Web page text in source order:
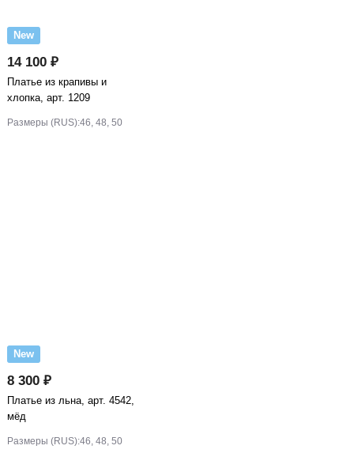
New
14 100 ₽
Платье из крапивы и
хлопка, арт. 1209
Размеры (RUS):46, 48, 50
New
8 300 ₽
Платье из льна, арт. 4542,
мёд
Размеры (RUS):46, 48, 50